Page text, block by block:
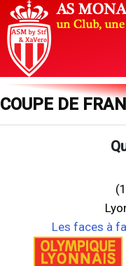
COUPE DE
Les faces à